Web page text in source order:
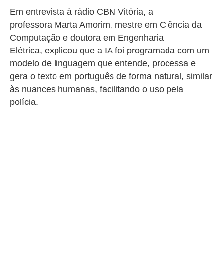
Em entrevista à rádio CBN Vitória, a
professora Marta Amorim, mestre em Ciência da
Computação e doutora em Engenharia
Elétrica, explicou que a IA foi programada com um
modelo de linguagem que entende, processa e
gera o texto em português de forma natural, similar
às nuances humanas, facilitando o uso pela
polícia.